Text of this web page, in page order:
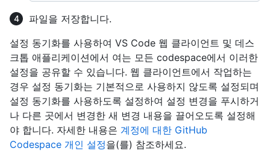
파일을 저장합니다.
설정 동기화를 사용하여 VS Code 웹 클라이언트 및 데스
크톱 애플리케이션에서 여는 모든 codespace에서 이러한
설정을 공유할 수 있습니다. 웹 클라이언트에서 작업하는
경우 설정 동기화는 기본적으로 사용하지 않도록 설정되며
설정 동기화를 사용하도록 설정하여 설정 변경을 푸시하거
나 다른 곳에서 변경한 새 변경 내용을 끌어오도록 설정해
야 합니다. 자세한 내용은 계정에 대한 GitHub
Codespace 개인 설정을(를) 참조하세요.